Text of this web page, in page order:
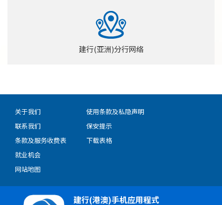
建行(亚洲)分行网络
关于我们
联系我们
条款及服务收费表
就业机会
网站地图
使用条款及私隐声明
保安提示
下载表格
建行(港澳)手机应用程式